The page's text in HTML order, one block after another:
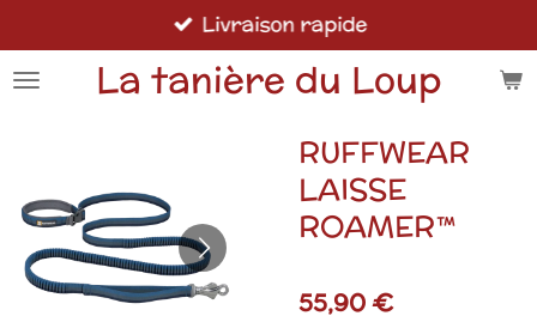
au
contenu
La tanière du Loup
Livraison rapide
RUFFWEAR
LAISSE
ROAMER™
55,90 €